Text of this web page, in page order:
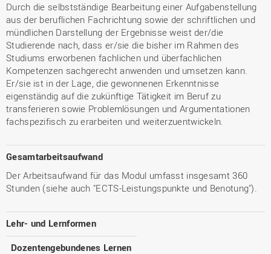
Durch die selbstständige Bearbeitung einer Aufgabenstellung
aus der beruflichen Fachrichtung sowie der schriftlichen und
mündlichen Darstellung der Ergebnisse weist der/die
Studierende nach, dass er/sie die bisher im Rahmen des
Studiums erworbenen fachlichen und überfachlichen
Kompetenzen sachgerecht anwenden und umsetzen kann.
Er/sie ist in der Lage, die gewonnenen Erkenntnisse
eigenständig auf die zukünftige Tätigkeit im Beruf zu
transferieren sowie Problemlösungen und Argumentationen
fachspezifisch zu erarbeiten und weiterzuentwickeln.
Gesamtarbeitsaufwand
Der Arbeitsaufwand für das Modul umfasst insgesamt 360
Stunden (siehe auch "ECTS-Leistungspunkte und Benotung").
Lehr- und Lernformen
Dozentengebundenes Lernen